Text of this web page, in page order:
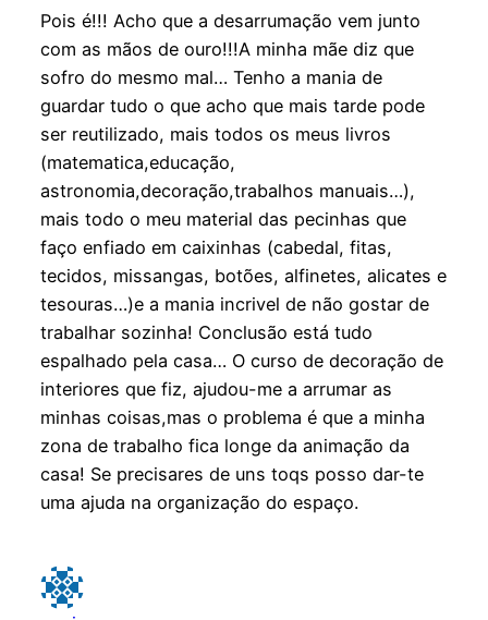
Pois é!!! Acho que a desarrumação vem junto
com as mãos de ouro!!!A minha mãe diz que
sofro do mesmo mal… Tenho a mania de
guardar tudo o que acho que mais tarde pode
ser reutilizado, mais todos os meus livros
(matematica,educação,
astronomia,decoração,trabalhos manuais…),
mais todo o meu material das pecinhas que
faço enfiado em caixinhas (cabedal, fitas,
tecidos, missangas, botões, alfinetes, alicates e
tesouras…)e a mania incrivel de não gostar de
trabalhar sozinha! Conclusão está tudo
espalhado pela casa… O curso de decoração de
interiores que fiz, ajudou-me a arrumar as
minhas coisas,mas o problema é que a minha
zona de trabalho fica longe da animação da
casa! Se precisares de uns toqs posso dar-te
uma ajuda na organização do espaço.